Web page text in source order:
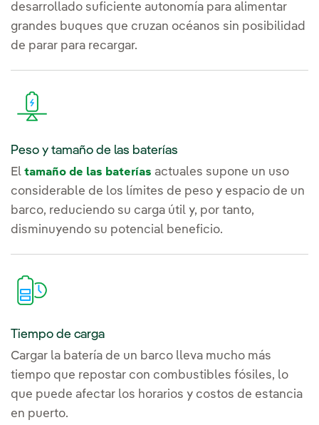
desarrollado suficiente autonomía para alimentar
grandes buques que cruzan océanos sin posibilidad
de parar para recargar.
Peso y tamaño de las baterías
El tamaño de las baterías actuales supone un uso
considerable de los límites de peso y espacio de un
barco, reduciendo su carga útil y, por tanto,
disminuyendo su potencial beneficio.
Tiempo de carga
Cargar la batería de un barco lleva mucho más
tiempo que repostar con combustibles fósiles, lo
que puede afectar los horarios y costos de estancia
en puerto.